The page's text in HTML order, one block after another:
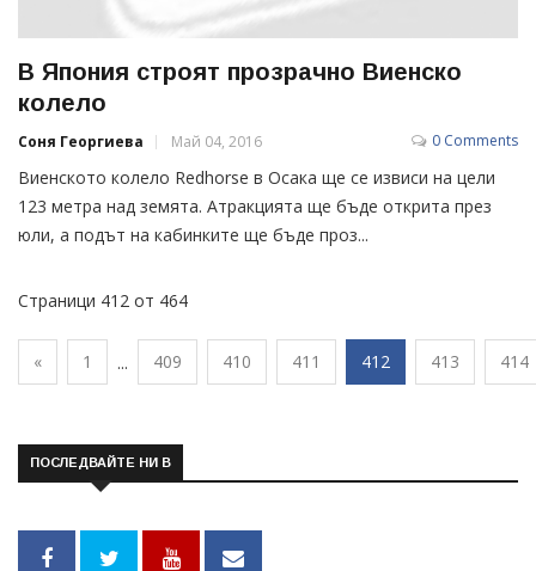
В Япония строят прозрачно Виенско
колело
Соня Георгиева Май 04, 2016 0 Comments
Виенското колело Redhorse в Осака ще се извиси на цели
123 метра над земята. Атракцията ще бъде открита през
юли, а подът на кабинките ще бъде проз...
Страници 412 от 464
« 1 ... 409 410 411 412 413 414
ПОСЛЕДВАЙТЕ НИ В